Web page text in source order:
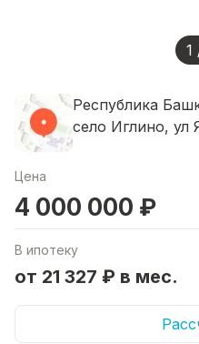
1
Республика
село Иглино, ул
Цена
4 000 000 ₽
В ипотеку
от 21 327 ₽ в мес.